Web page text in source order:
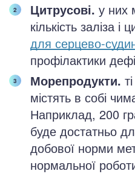
Цитрусові. у них
кількість заліза
для серцево-
профілактики
Морепродукти.
містять в собі
Наприклад, 200
буде достатньо
добової норми
нормальної